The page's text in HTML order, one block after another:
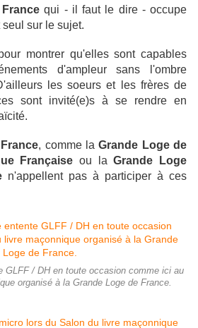
qui - il faut le dire - occupe
sur le sujet.
montrer qu'elles sont capables
d'ampleur sans l'ombre
les soeurs et les frères de
sont invité(e)s à se rendre en
, comme laGrande Loge de
Française ou laGrande Loge
n'appellent pas à participer à ces
GLFF / DH en toute occasion comme ici au
organisé à la Grande Loge de France.